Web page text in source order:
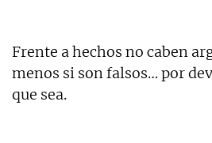
Frente a hechos no caben
menos si son falsos… por
que sea.